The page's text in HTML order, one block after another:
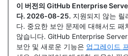
이 버전의 GitHub Enterprise
다. 2026-08-25. 지원되지 않는 릴
다. 중요한 보안 문제에 대해서도 패
않습니다. GitHub Enterprise
보안 및 새로운 기능은 업그레이드